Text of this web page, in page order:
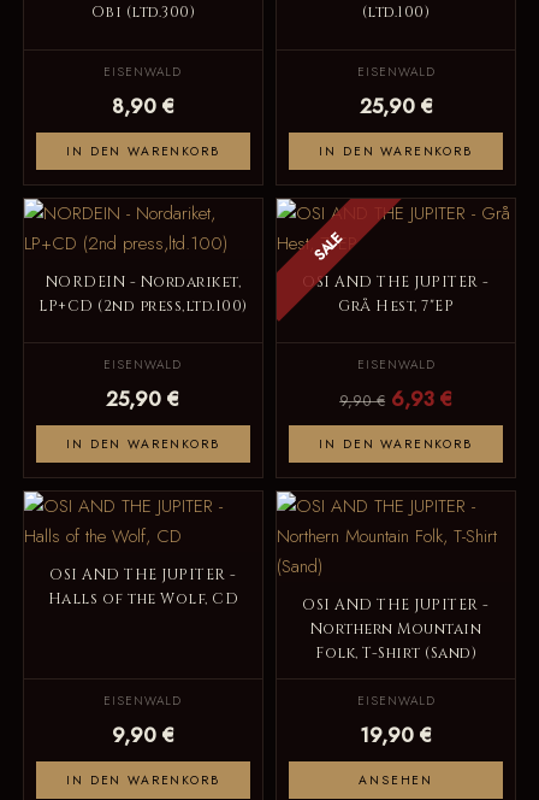
Obi (ltd.300)
EISENWALD
8,90 €
IN DEN WARENKORB
(ltd.100)
EISENWALD
25,90 €
IN DEN WARENKORB
NORDEIN - Nordariket,
LP+CD (2nd press,ltd.100)
EISENWALD
25,90 €
IN DEN WARENKORB
SALE
OSI AND THE JUPITER -
Grå Hest, 7"EP
EISENWALD
9,90 € 6,93 €
IN DEN WARENKORB
OSI AND THE JUPITER -
Halls of the Wolf, CD
EISENWALD
9,90 €
IN DEN WARENKORB
OSI AND THE JUPITER -
Northern Mountain
Folk, T-Shirt (Sand)
EISENWALD
19,90 €
ANSEHEN